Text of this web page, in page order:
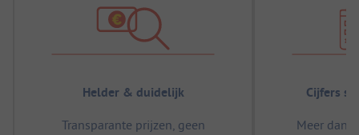
Helder & duidelijk
Transparante prijzen, geen
Cijfers
Meer dan